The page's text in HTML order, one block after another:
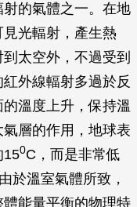
的氣體之一。在地
光輻射，產生熱
太空外，不過受到
外線輻射多過於反
溫度上升，保持溫
層的作用，地球表
150C，而是非常低
於溫室氣體所致，
能量平衡的物理特